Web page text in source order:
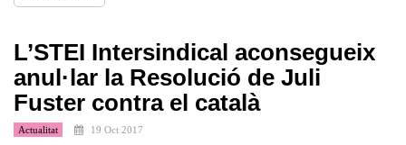
L’STEI Intersindical aconsegueix
anul·lar la Resolució de Juli
Fuster contra el català
Actualitat 19 Oct 2017